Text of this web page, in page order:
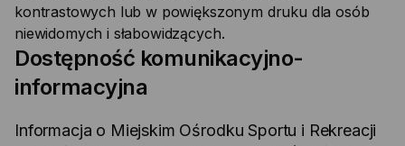
kontrastowych lub w powiększonym druku dla osób
niewidomych i słabowidzących.
Dostępność komunikacyjno-
informacyjna
Informacja o Miejskim Ośrodku Sportu i Rekreacji